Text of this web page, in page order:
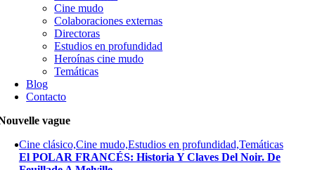
Cine mudo
Colaboraciones externas
Directoras
Estudios en profundidad
Heroínas cine mudo
Temáticas
Blog
Contacto
vague
Cine clásico,Cine mudo,Estudios en profundidad,Temáticas
El POLAR FRANCÉS: Historia Y Claves Del Noir. De